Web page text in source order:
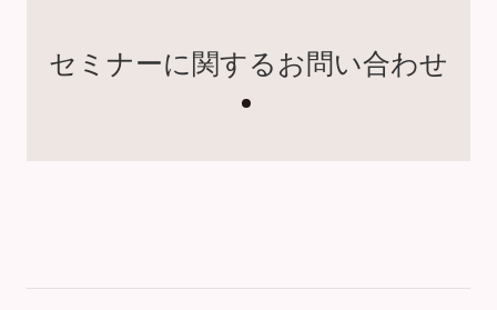
セミナーに関するお問い合わせ